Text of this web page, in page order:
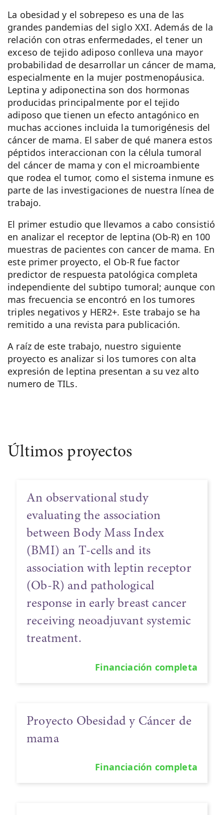
La obesidad y el sobrepeso es una de las
grandes pandemias del siglo XXI. Además de la
relación con otras enfermedades, el tener un
exceso de tejido adiposo conlleva una mayor
probabilidad de desarrollar un cáncer de mama,
especialmente en la mujer postmenopáusica.
Leptina y adiponectina son dos hormonas
producidas principalmente por el tejido
adiposo que tienen un efecto antagónico en
muchas acciones incluida la tumorigénesis del
cáncer de mama. El saber de qué manera estos
péptidos interaccionan con la célula tumoral
del cáncer de mama y con el microambiente
que rodea el tumor, como el sistema inmune es
parte de las investigaciones de nuestra línea de
trabajo.
El primer estudio que llevamos a cabo consistió
en analizar el receptor de leptina (Ob-R) en 100
muestras de pacientes con cancer de mama. En
este primer proyecto, el Ob-R fue factor
predictor de respuesta patológica completa
independiente del subtipo tumoral; aunque con
mas frecuencia se encontró en los tumores
triples negativos y HER2+. Este trabajo se ha
remitido a una revista para publicación.
A raíz de este trabajo, nuestro siguiente
proyecto es analizar si los tumores con alta
expresión de leptina presentan a su vez alto
numero de TILs.
Últimos proyectos
An observational study
evaluating the association
between Body Mass Index
(BMI) an T-cells and its
association with leptin receptor
(Ob-R) and pathological
response in early breast cancer
receiving neoadjuvant systemic
treatment.
Financiación completa
Proyecto Obesidad y Cáncer de
mama
Financiación completa